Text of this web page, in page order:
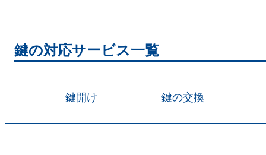
鍵の対応サービス一覧
鍵開け 鍵の交換